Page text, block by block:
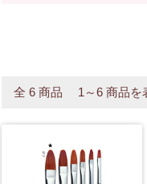
全 6 商品 1～6 商品を